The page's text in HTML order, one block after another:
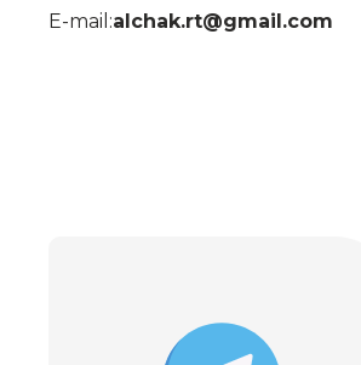
E-mail:alchak.rt@gmail.com